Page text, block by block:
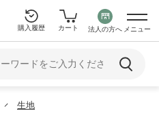
購入履歴 カート 法人の方へ メニュー
生地